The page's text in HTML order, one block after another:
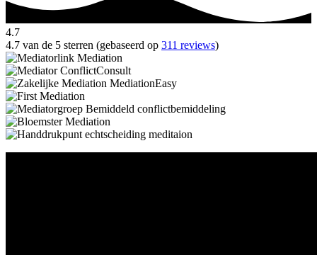
4.7
4.7 van de 5 sterren (gebaseerd op 311 reviews)